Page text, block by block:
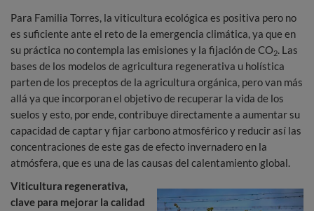
Para Familia Torres, la viticultura ecológica es positiva pero no
es suficiente ante el reto de la emergencia climática, ya que en
su práctica no contempla las emisiones y la fijación de CO2. Las
bases de los modelos de agricultura regenerativa u holística
parten de los preceptos de la agricultura orgánica, pero van más
allá ya que incorporan el objetivo de recuperar la vida de los
suelos y esto, por ende, contribuye directamente a aumentar su
capacidad de captar y fijar carbono atmosférico y reducir así las
concentraciones de este gas de efecto invernadero en la
atmósfera, que es una de las causas del calentamiento global.
Viticultura regenerativa,
clave para mejorar la calidad